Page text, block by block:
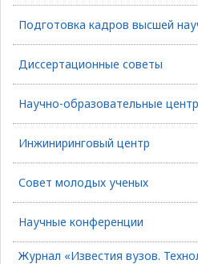
Подготовка кадров высшей
Диссертационные советы
Научно-образовательные
Инжиниринговый центр
Совет молодых ученых
Научные конференции
Журнал «Известия вузов.